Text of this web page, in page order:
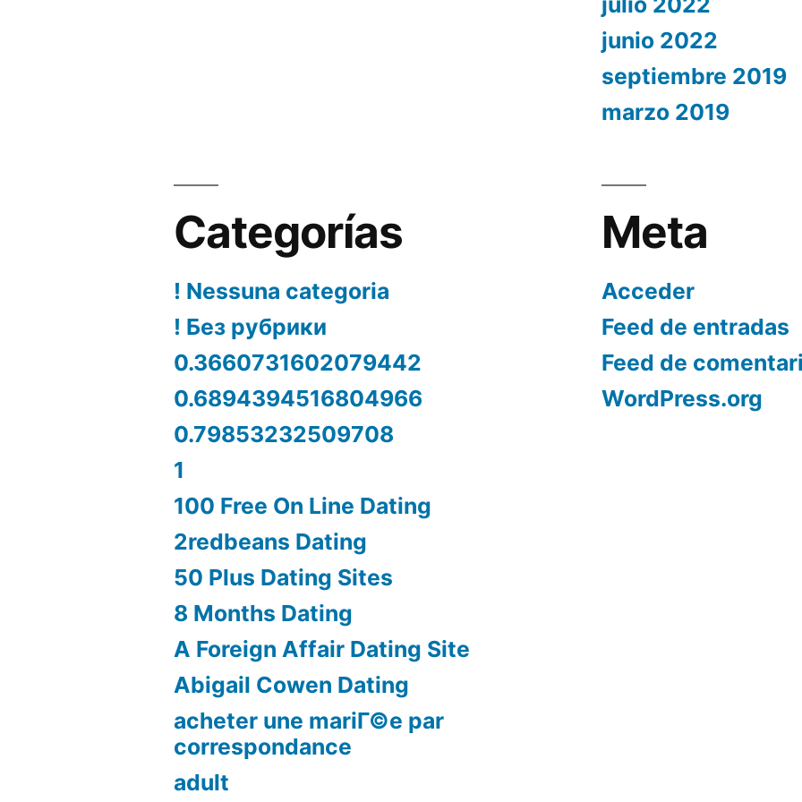
junio 2022
septiembre 2019
marzo 2019
Categorías
! Nessuna categoria
! Без рубрики
0.3660731602079442
0.6894394516804966
0.79853232509708
1
100 Free On Line Dating
2redbeans Dating
50 Plus Dating Sites
8 Months Dating
A Foreign Affair Dating Site
Abigail Cowen Dating
acheter une mariГ©e par
correspondance
adult
Meta
Acceder
Feed de entradas
Feed de
WordPress.org